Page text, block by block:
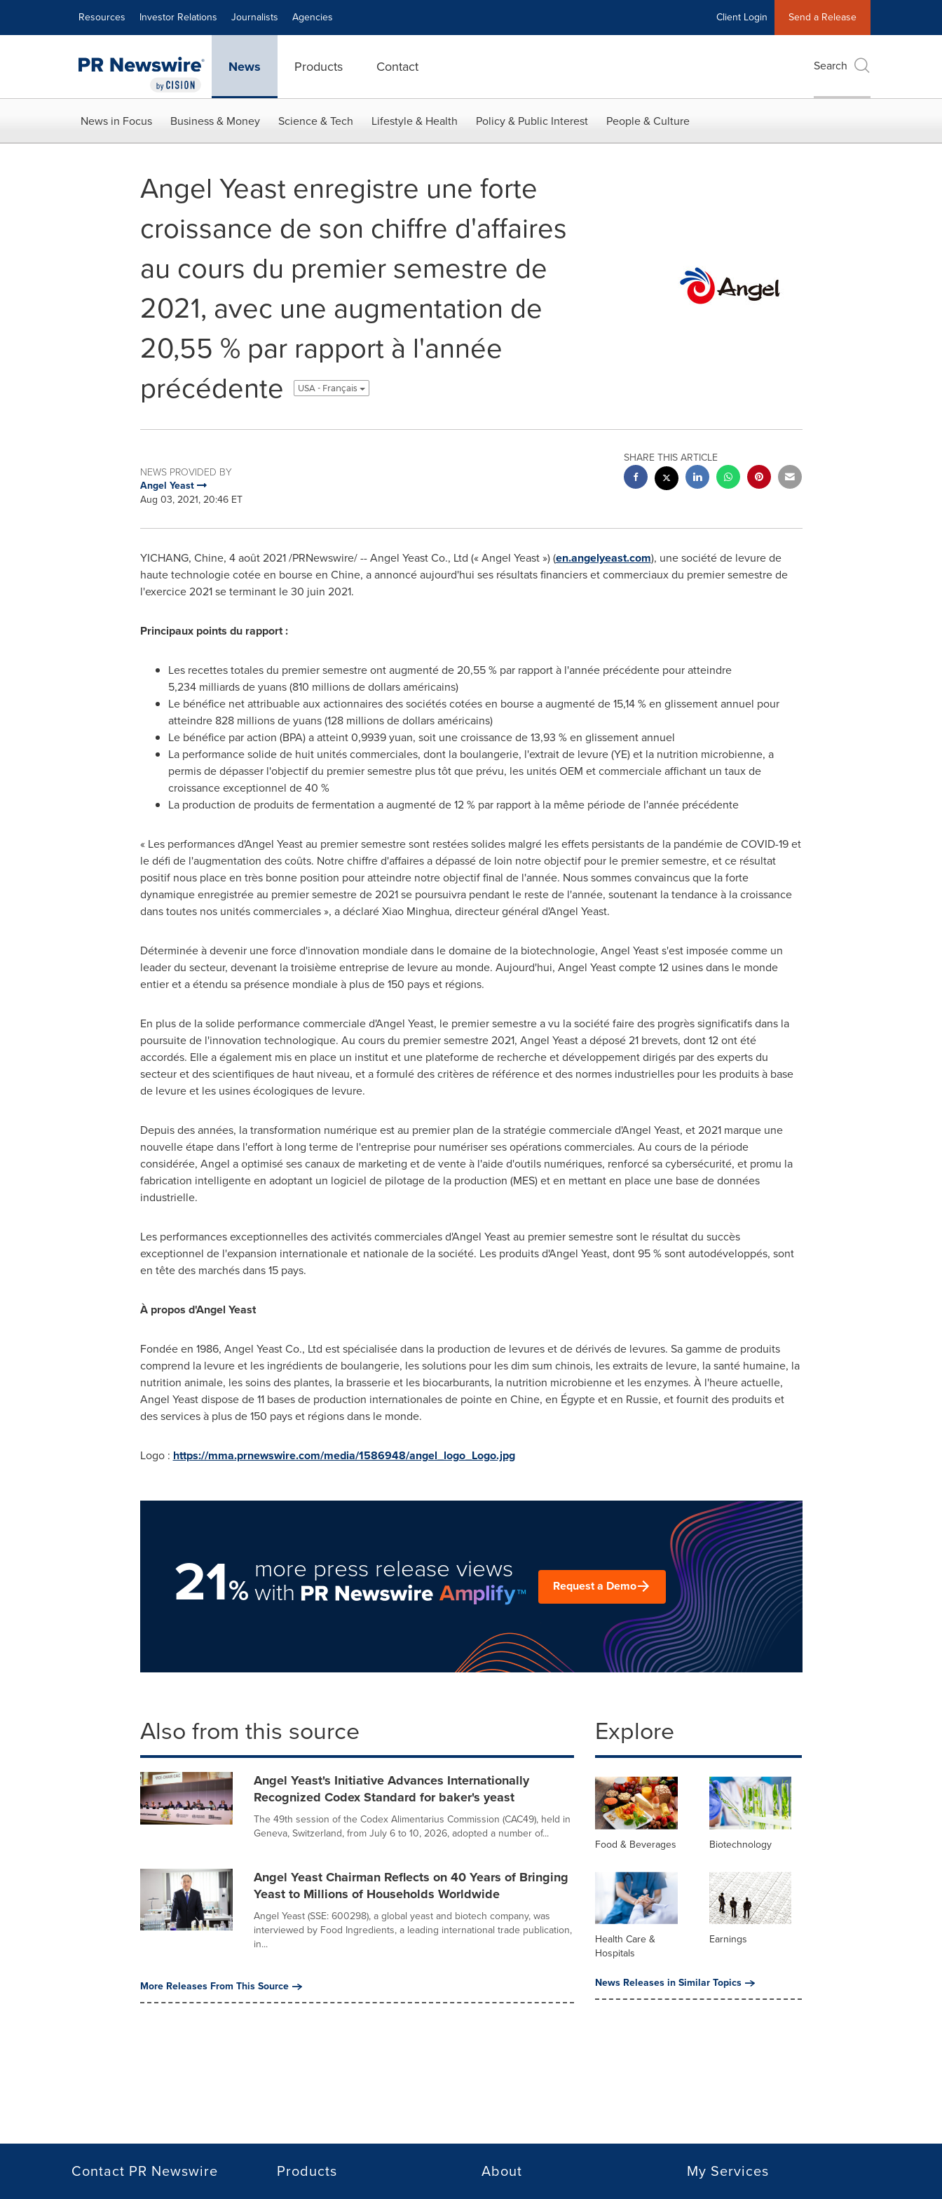
Resources Investor Relations Journalists Agencies Client Login Send a Release
News Products Contact Search
News in Focus Business & Money Science & Tech Lifestyle & Health Policy & Public Interest People & Culture
Angel Yeast enregistre une forte
croissance de son chiffre d'affaires
au cours du premier semestre de
2021, avec une augmentation de
20,55 % par rapport à l'année
précédente
USA - Français
NEWS PROVIDED BY
Angel Yeast
Aug 03, 2021, 20:46 ET
SHARE THIS ARTICLE
YICHANG, Chine, 4 août 2021 /PRNewswire/ -- Angel Yeast Co., Ltd (« Angel Yeast ») (en.angelyeast.com), une société de levure de
haute technologie cotée en bourse en Chine, a annoncé aujourd'hui ses résultats financiers et commerciaux du premier semestre de
l'exercice 2021 se terminant le 30 juin 2021.
Principaux points du rapport :
Les recettes totales du premier semestre ont augmenté de 20,55 % par rapport à l'année précédente pour atteindre
5,234 milliards de yuans (810 millions de dollars américains)
Le bénéfice net attribuable aux actionnaires des sociétés cotées en bourse a augmenté de 15,14 % en glissement annuel pour
atteindre 828 millions de yuans (128 millions de dollars américains)
Le bénéfice par action (BPA) a atteint 0,9939 yuan, soit une croissance de 13,93 % en glissement annuel
La performance solide de huit unités commerciales, dont la boulangerie, l'extrait de levure (YE) et la nutrition microbienne, a
permis de dépasser l'objectif du premier semestre plus tôt que prévu, les unités OEM et commerciale affichant un taux de
croissance exceptionnel de 40 %
La production de produits de fermentation a augmenté de 12 % par rapport à la même période de l'année précédente
« Les performances d'Angel Yeast au premier semestre sont restées solides malgré les effets persistants de la pandémie de COVID-19 et
le défi de l'augmentation des coûts. Notre chiffre d'affaires a dépassé de loin notre objectif pour le premier semestre, et ce résultat
positif nous place en très bonne position pour atteindre notre objectif final de l'année. Nous sommes convaincus que la forte
dynamique enregistrée au premier semestre de 2021 se poursuivra pendant le reste de l'année, soutenant la tendance à la croissance
dans toutes nos unités commerciales », a déclaré Xiao Minghua, directeur général d'Angel Yeast.
Déterminée à devenir une force d'innovation mondiale dans le domaine de la biotechnologie, Angel Yeast s'est imposée comme un
leader du secteur, devenant la troisième entreprise de levure au monde. Aujourd'hui, Angel Yeast compte 12 usines dans le monde
entier et a étendu sa présence mondiale à plus de 150 pays et régions.
En plus de la solide performance commerciale d'Angel Yeast, le premier semestre a vu la société faire des progrès significatifs dans la
poursuite de l'innovation technologique. Au cours du premier semestre 2021, Angel Yeast a déposé 21 brevets, dont 12 ont été
accordés. Elle a également mis en place un institut et une plateforme de recherche et développement dirigés par des experts du
secteur et des scientifiques de haut niveau, et a formulé des critères de référence et des normes industrielles pour les produits à base
de levure et les usines écologiques de levure.
Depuis des années, la transformation numérique est au premier plan de la stratégie commerciale d'Angel Yeast, et 2021 marque une
nouvelle étape dans l'effort à long terme de l'entreprise pour numériser ses opérations commerciales. Au cours de la période
considérée, Angel a optimisé ses canaux de marketing et de vente à l'aide d'outils numériques, renforcé sa cybersécurité, et promu la
fabrication intelligente en adoptant un logiciel de pilotage de la production (MES) et en mettant en place une base de données
industrielle.
Les performances exceptionnelles des activités commerciales d'Angel Yeast au premier semestre sont le résultat du succès
exceptionnel de l'expansion internationale et nationale de la société. Les produits d'Angel Yeast, dont 95 % sont autodéveloppés, sont
en tête des marchés dans 15 pays.
À propos d'Angel Yeast
Fondée en 1986, Angel Yeast Co., Ltd est spécialisée dans la production de levures et de dérivés de levures. Sa gamme de produits
comprend la levure et les ingrédients de boulangerie, les solutions pour les dim sum chinois, les extraits de levure, la santé humaine, la
nutrition animale, les soins des plantes, la brasserie et les biocarburants, la nutrition microbienne et les enzymes. À l'heure actuelle,
Angel Yeast dispose de 11 bases de production internationales de pointe en Chine, en Égypte et en Russie, et fournit des produits et
des services à plus de 150 pays et régions dans le monde.
Logo : https://mma.prnewswire.com/media/1586948/angel_logo_Logo.jpg
21%
more press release views
with Request a Demo
Also from this source
Angel Yeast's Initiative Advances Internationally
Recognized Codex Standard for baker's yeast
The 49th session of the Codex Alimentarius Commission (CAC49), held in
Geneva, Switzerland, from July 6 to 10, 2026, adopted a number of...
Angel Yeast Chairman Reflects on 40 Years of Bringing
Yeast to Millions of Households Worldwide
Angel Yeast (SSE: 600298), a global yeast and biotech company, was
interviewed by Food Ingredients, a leading international trade publication,
in...
More Releases From This Source
Explore
Food & Beverages Biotechnology
Health Care &
Hospitals
Earnings
News Releases in Similar Topics
Contact PR Newswire Products About My Services